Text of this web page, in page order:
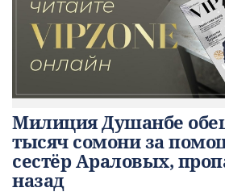
Милиция Душанбе
тысяч сомони за
сестёр Араловых,
назад